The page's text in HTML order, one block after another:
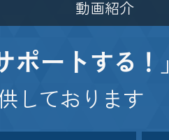
動画紹介
ポートする！
しております